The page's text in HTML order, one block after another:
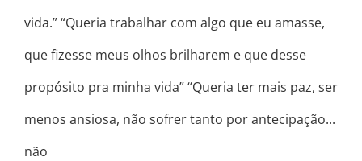
vida.” “Queria trabalhar com algo que eu amasse,
que fizesse meus olhos brilharem e que desse
propósito pra minha vida” “Queria ter mais paz, ser
menos ansiosa, não sofrer tanto por antecipação...
não